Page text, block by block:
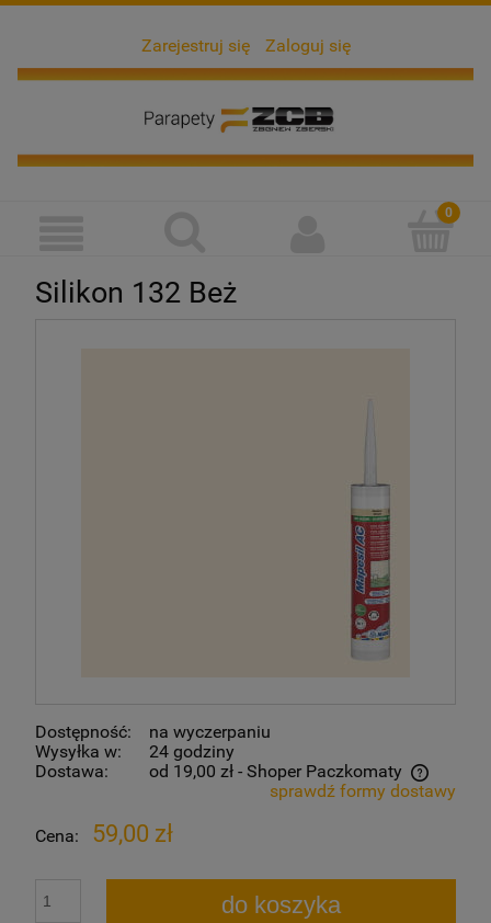
Zarejestruj się Zaloguj się
Silikon 132 Beż
Dostępność:
na wyczerpaniu
Wysyłka w:
24 godziny
Dostawa:
od 19,00 zł - Shoper Paczkomaty
Cena nie zawiera ewentualnych kosztów płatności
sprawdź formy dostawy
Cena: 59,00 zł
do koszyka